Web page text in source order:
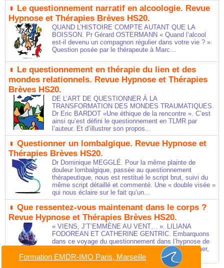
Le questionnement narratif en alcoologie. Revue
Hypnose et Thérapies Brèves HS20.
QUAND L’HISTOIRE COMPTE AUTANT QUE LA
BOISSON. Pr Gérard OSTERMANN « Quand l’alcool
est-il devenu un compagnon régulier dans votre vie ? ».
Question posée par le thérapeute à Marc...
Le questionnement en thérapie du lien et des
mondes relationnels. Revue Hypnose et Thérapies
Brèves HS20.
DE L’ART DE QUESTIONNER À LA
TRANSFORMATION DES MONDES TRAUMATIQUES.
Dr Eric BARDOT «Une éthique de la rencontre ». C’est
ainsi qu’est défini le questionnement en TLMR par
l’auteur. Et d’illustrer son propos...
Questionner un lombalgique. Revue Hypnose et
Thérapies Brèves HS20.
Dr Dominique MEGGLÉ. Pour la même plainte de
douleur lombalgique, passée au questionnement
thérapeutique, nous est restitué le script brut, suivi du
même script détaillé et commenté. Une « double visée »
qui nous éclaire sur le fait qu’un...
Que ressentez-vous maintenant dans le corps ?
Revue Hypnose et Thérapies Brèves HS20.
« VIENS, J’T’EMMÈNE AU VENT… ». LILIANA
FODOREAN ET CATHERINE GENTRIC. Embarquons
dans ce voyage du questionnement dans l’hypnose de
l’acceptation. Nous avons déjà été équipières : la mer,
le golfe de Gascogne, l’Espagne au loin, le voilier...
Formation EMDR-IMO Paris, Marseille